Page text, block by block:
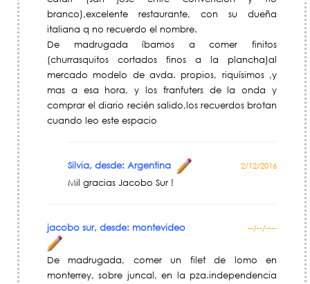
branco),excelente restaurante, con su dueña
italiana q no recuerdo el nombre.
De madrugada íbamos a comer finitos
(churrasquitos cortados finos a la plancha)al
mercado modelo de avda. propios, riquísimos ,y
mas a esa hora, y los franfuters de la onda y
comprar el diario recién salido,los recuerdos brotan
cuando leo este espacio
Silvia, desde: Argentina 2/12/2016
Mil gracias Jacobo Sur !
jacobo sur, desde: montevideo --/--/----
De madrugada, comer un filet de lomo en
monterrey, sobre juncal, en la pza.independencia